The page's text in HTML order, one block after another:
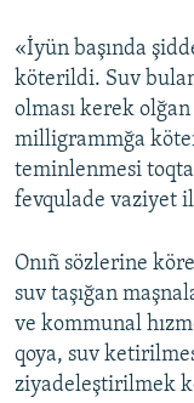
«İyün başında
köterildi. Suv
olması kerek
milligrammğa
teminlenmesi
fevqulade vaziyet
Onıñ sözlerine
suv taşığan
ve kommunal
qoya, suv
ziyadeleştirilmek